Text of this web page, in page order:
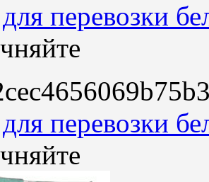
перевозки
перевозки